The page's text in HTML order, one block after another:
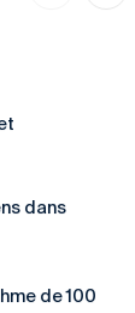
dans
de 100